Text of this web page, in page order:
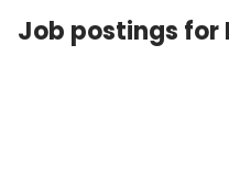
Job postings for